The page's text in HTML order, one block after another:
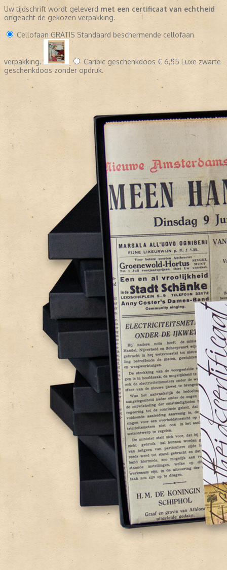
Uw tijdschrift wordt geleverd met een certificaat van echtheid
ongeacht de gekozen verpakking.
Cellofaan GRATIS Standaard beschermende cellofaan
verpakking. Caribic geschenkdoos € 6,55 Luxe zwarte
geschenkdoos zonder opdruk.